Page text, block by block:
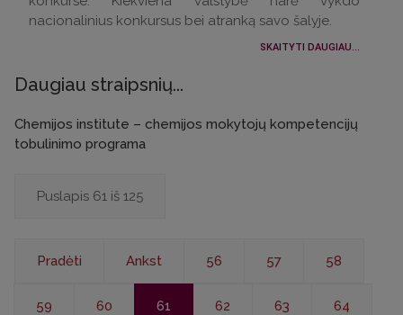
nacionalinius konkursus bei atranką savo šalyje.
SKAITYTI DAUGIAU...
Daugiau straipsnių...
Chemijos institute – chemijos mokytojų kompetencijų
tobulinimo programa
Puslapis 61 iš 125
Pradėti Ankst 56 57 58
59 60 61 62 63 64